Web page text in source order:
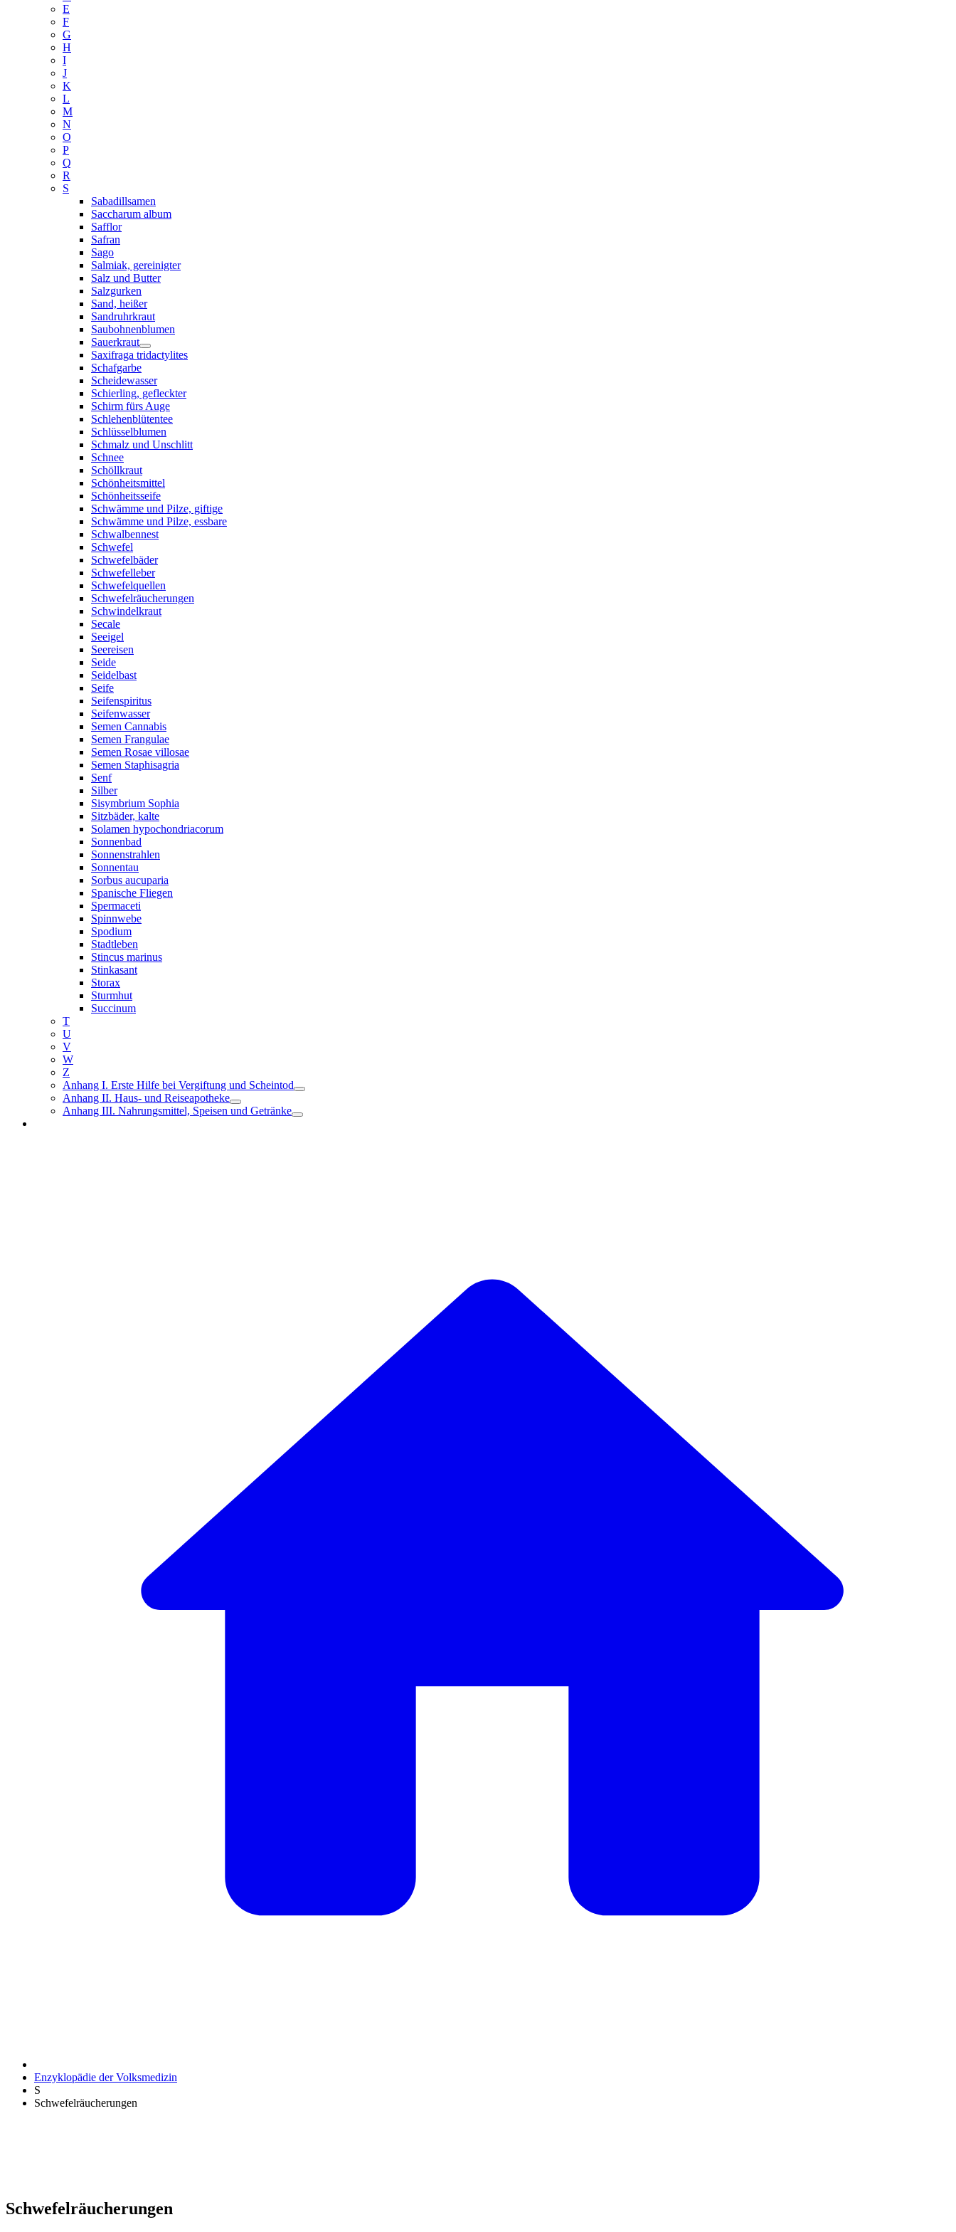
E
F
G
H
I
J
K
L
M
N
O
P
Q
R
S
Sabadillsamen
Saccharum album
Safflor
Safran
Sago
Salmiak, gereinigter
Salz und Butter
Salzgurken
Sand, heißer
Sandruhrkraut
Saubohnenblumen
Sauerkraut
Saxifraga tridactylites
Schafgarbe
Scheidewasser
Schierling, gefleckter
Schirm fürs Auge
Schlehenblütentee
Schlüsselblumen
Schmalz und Unschlitt
Schnee
Schöllkraut
Schönheitsmittel
Schönheitsseife
Schwämme und Pilze, giftige
Schwämme und Pilze, essbare
Schwalbennest
Schwefel
Schwefelbäder
Schwefelleber
Schwefelquellen
Schwefelräucherungen
Schwindelkraut
Secale
Seeigel
Seereisen
Seide
Seidelbast
Seife
Seifenspiritus
Seifenwasser
Semen Cannabis
Semen Frangulae
Semen Rosae villosae
Semen Staphisagria
Senf
Silber
Sisymbrium Sophia
Sitzbäder, kalte
Solamen hypochondriacorum
Sonnenbad
Sonnenstrahlen
Sonnentau
Sorbus aucuparia
Spanische Fliegen
Spermaceti
Spinnwebe
Spodium
Stadtleben
Stincus marinus
Stinkasant
Storax
Sturmhut
Succinum
T
U
V
W
Z
Anhang I. Erste Hilfe bei Vergiftung und Scheintod
Anhang II. Haus- und Reiseapotheke
Anhang III. Nahrungsmittel, Speisen und Getränke
Enzyklopädie der Volksmedizin
S
Schwefelräucherungen
Schwefelräucherungen